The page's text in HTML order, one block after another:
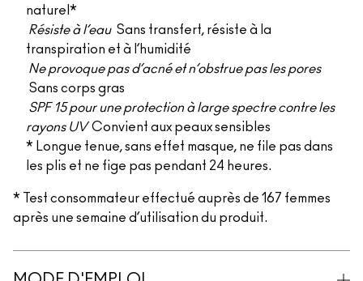
naturel*
Résiste à l’eau Sans transfert, résiste à la
transpiration et à l’humidité
Ne provoque pas d’acné et n’obstrue pas les pores
Sans corps gras
SPF 15 pour une protection à large spectre contre les
rayons UVConvient aux peaux sensibles
* Longue tenue, sans effet masque, ne file pas dans
les plis et ne fige pas pendant 24 heures.
* Test consommateur effectué auprès de 167 femmes
après une semaine d’utilisation du produit.